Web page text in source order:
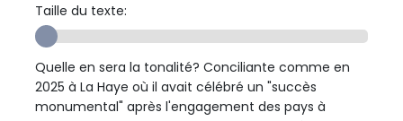
Taille du texte:
Quelle en sera la tonalité? Conciliante comme en
2025 à La Haye où il avait célébré un "succès
monumental" après l'engagement des pays à